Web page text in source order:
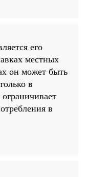
его
местных
он может быть
в
в